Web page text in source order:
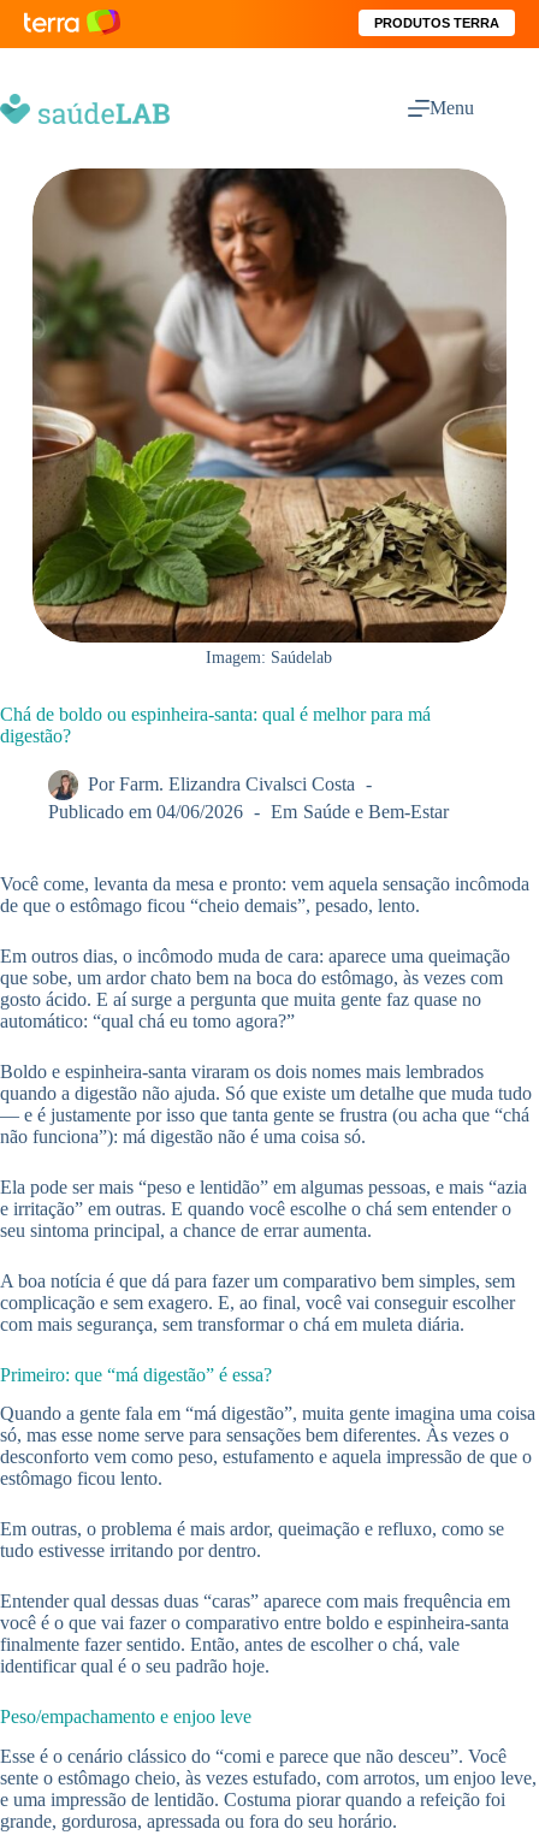
PRODUTOS TERRA
Menu
Imagem: Saúdelab
Chá de boldo ou espinheira-santa: qual é melhor para má
digestão?
Por Farm. Elizandra Civalsci Costa
Publicado em 04/06/2026 Em Saúde e Bem-Estar
Você come, levanta da mesa e pronto: vem aquela sensação incômoda
de que o estômago ficou “cheio demais”, pesado, lento.
Em outros dias, o incômodo muda de cara: aparece uma queimação
que sobe, um ardor chato bem na boca do estômago, às vezes com
gosto ácido. E aí surge a pergunta que muita gente faz quase no
automático: “qual chá eu tomo agora?”
Boldo e espinheira-santa viraram os dois nomes mais lembrados
quando a digestão não ajuda. Só que existe um detalhe que muda tudo
— e é justamente por isso que tanta gente se frustra (ou acha que “chá
não funciona”): má digestão não é uma coisa só.
Ela pode ser mais “peso e lentidão” em algumas pessoas, e mais “azia
e irritação” em outras. E quando você escolhe o chá sem entender o
seu sintoma principal, a chance de errar aumenta.
A boa notícia é que dá para fazer um comparativo bem simples, sem
complicação e sem exagero. E, ao final, você vai conseguir escolher
com mais segurança, sem transformar o chá em muleta diária.
Primeiro: que “má digestão” é essa?
Quando a gente fala em “má digestão”, muita gente imagina uma coisa
só, mas esse nome serve para sensações bem diferentes. Às vezes o
desconforto vem como peso, estufamento e aquela impressão de que o
estômago ficou lento.
Em outras, o problema é mais ardor, queimação e refluxo, como se
tudo estivesse irritando por dentro.
Entender qual dessas duas “caras” aparece com mais frequência em
você é o que vai fazer o comparativo entre boldo e espinheira-santa
finalmente fazer sentido. Então, antes de escolher o chá, vale
identificar qual é o seu padrão hoje.
Peso/empachamento e enjoo leve
Esse é o cenário clássico do “comi e parece que não desceu”. Você
sente o estômago cheio, às vezes estufado, com arrotos, um enjoo leve,
e uma impressão de lentidão. Costuma piorar quando a refeição foi
grande, gordurosa, apressada ou fora do seu horário.